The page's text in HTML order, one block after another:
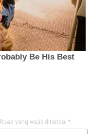
Ruas yang wajib ditandai *